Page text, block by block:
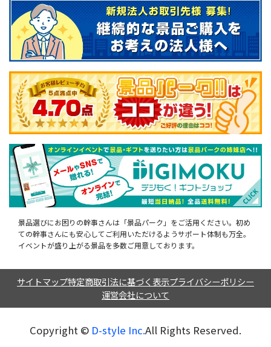
景品選びにお困りの幹事さんは「景品パーク」をご活用ください。初め
ての幹事さんにも安心してご利用いただけるようサポート体制も万全。
イベントが盛り上がる景品を多数ご用意しております。
サイトマップ特定商取引法に基づく表示プライバシーポリシー
運営会社について
Copyright ©︎ D-style Inc.All Rights Reserved.